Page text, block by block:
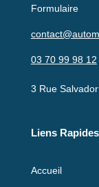
Formulaire
03 70 99 98 12
3 Rue
Liens Rapides
Accueil